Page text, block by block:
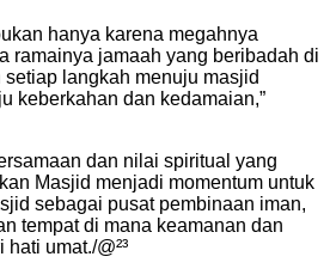
hanya karena megahnya
ramainya jamaah yang beribadah di
langkah menuju masjid
keberkahan dan kedamaian,”
dan nilai spiritual yang
Masjid menjadi momentum untuk
sebagai pusat pembinaan iman,
tempat di mana keamanan dan
umat./@²³